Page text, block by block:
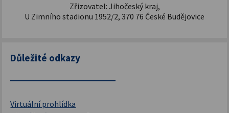
Zřizovatel: Jihočeský kraj,
U Zimního stadionu 1952/2, 370 76 České Budějovice
Důležité odkazy
Virtuální prohlídka